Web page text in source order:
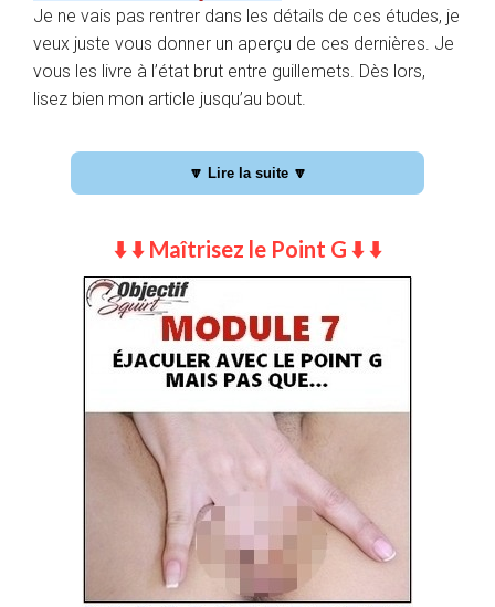
Je ne vais pas rentrer dans les détails de ces études, je
veux juste vous donner un aperçu de ces dernières. Je
vous les livre à l’état brut entre guillemets. Dès lors,
lisez bien mon article jusqu’au bout.
zone du vagin qui sortirait du lot
La première étude date de 2006. Publiée dans le
que vous retrouvez ici(en anglais)), des chercheurs ont
voulu voir s’ils pouvaient mettre en évidence dans le
vagin une zone bien définie possédant une innervation
beaucoup plus importante, preuve de l’existence d’un
« point » plus innervé que le reste du sexe féminin donc
plus sujet à la survenue d’un orgasme vaginal lors de la
masturbation. Bref, ils ont voulu savoir s’il y avait une
preuve physique, tangible de l’existence du G-Spot.
🔽 Lire la suite 🔽
⬇️ ⬇️ Maîtrisez le Point G ⬇️ ⬇️